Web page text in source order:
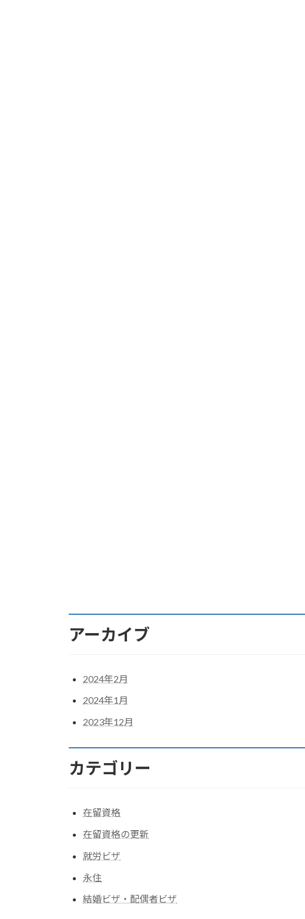
アーカイブ
2024年2月
2024年1月
2023年12月
カテゴリー
在留資格
在留資格の更新
就労ビザ
永住
結婚ビザ・配偶者ビザ